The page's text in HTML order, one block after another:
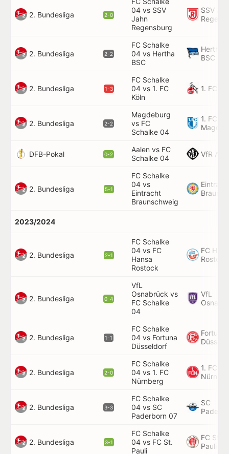
2. Bundesliga 2-0
04 vs SSV
Jahn
Regensburg
SSV
2. Bundesliga 2-2
FC Schalke
04 vs Hertha
BSC
Hertha
BSC
2. Bundesliga 1-3
FC Schalke
04 vs 1. FC
Köln
1. FC
2. Bundesliga 2-2
Magdeburg
vs FC
Schalke 04
1. FC
DFB-Pokal 0-2
Aalen vs FC
Schalke 04
VfR
2. Bundesliga 5-1
FC Schalke
04 vs
Eintracht
Braunschweig
2023/2024
2. Bundesliga 2-1
FC Schalke
04 vs FC
Hansa
Rostock
FC
Rostock
2. Bundesliga 0-4
VfL
Osnabrück vs
FC Schalke
04
VfL
2. Bundesliga 1-1
FC Schalke
04 vs Fortuna
Düsseldorf
Fortuna
2. Bundesliga 2-0
FC Schalke
04 vs 1. FC
Nürnberg
1. FC
2. Bundesliga 3-3
FC Schalke
04 vs SC
Paderborn 07
SC
2. Bundesliga 3-1
FC Schalke
04 vs FC St.
Pauli
FC St.
Pauli